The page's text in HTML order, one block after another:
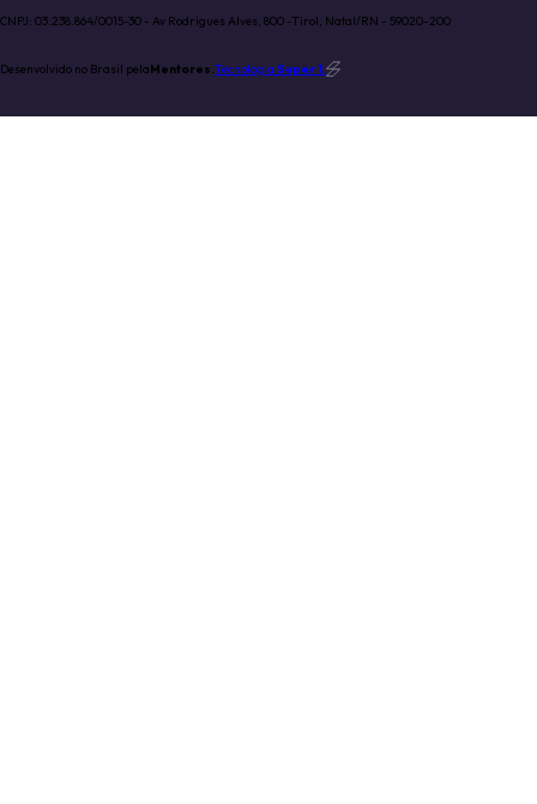
CNPJ: 03.238.864/0015-30 - Av Rodrigues Alves, 800 -Tirol, Natal/RN - 59020-200
Desenvolvido no Brasil pelaMentores.Tecnologia Super 1.